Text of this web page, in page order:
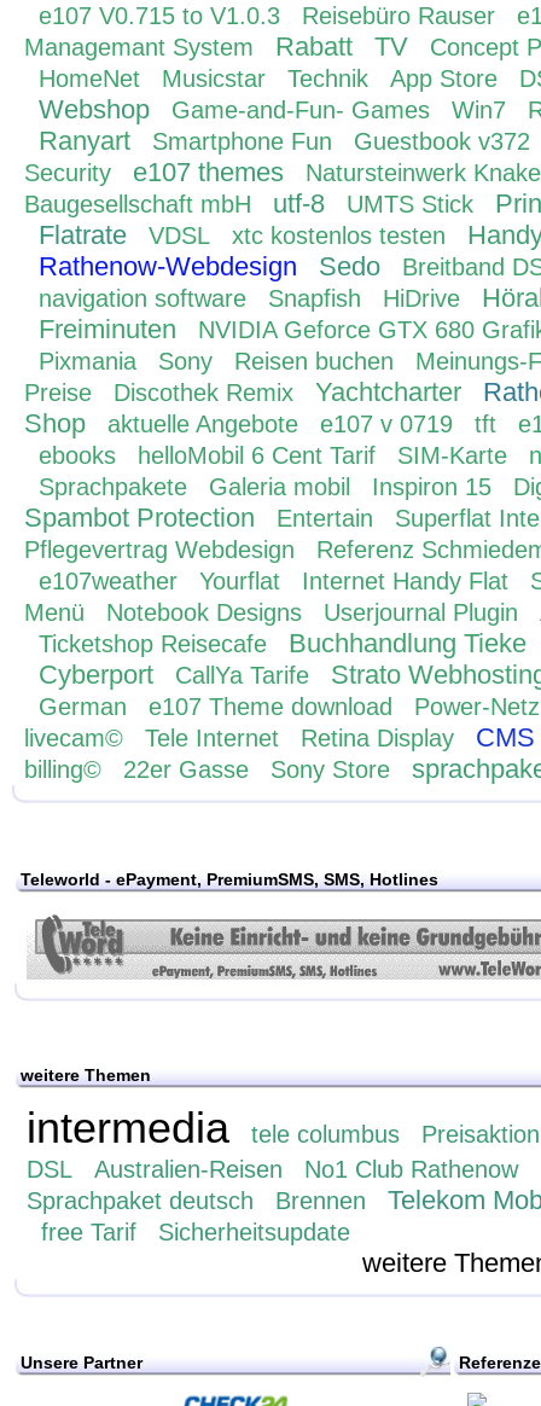
e107 V0.715 to V1.0.3
Reisebüro Rauser
Managemant System
Rabatt TV
Concept P
HomeNet
Musicstar Technik App Store
Webshop Game-and-Fun- Games Win7
Ranyart Smartphone Fun
Guestbook v372
Security
e107 themes
Natursteinwerk Knake
Baugesellschaft mbH
utf-8 UMTS Stick
Flatrate
VDSL xtc kostenlos testen
Rathenow-Webdesign
Sedo
Breitband
navigation software
Snapfish HiDrive
Freiminuten
NVIDIA Geforce GTX 680
Pixmania
Sony Reisen buchen
Meinungs-
Preise
Discothek Remix Yachtcharter
Shop
aktuelle Angebote e107 v 0719 tft
ebooks
helloMobil 6 Cent Tarif SIM-Karte
Sprachpakete
Galeria mobil Inspiron 15
Spambot Protection Entertain
Superflat
Pflegevertrag Webdesign
Referenz
e107weather
Yourflat Internet Handy Flat
Menü
Notebook Designs Userjournal Plugin
Ticketshop Reisecafe
Buchhandlung Tieke
Cyberport
CallYa Tarife Strato
German e107 Theme download
Power-Netz
livecam©
Tele Internet Retina Display CMS
billing© 22er Gasse Sony Store
Teleworld - ePayment, PremiumSMS, SMS, Hotlines
weitere Themen
intermedia tele columbus
Preisaktion
DSL
Australien-Reisen No1 Club Rathenow
Sprachpaket deutsch Brennen Telekom
free Tarif Sicherheitsupdate
weitere
Unsere Partner